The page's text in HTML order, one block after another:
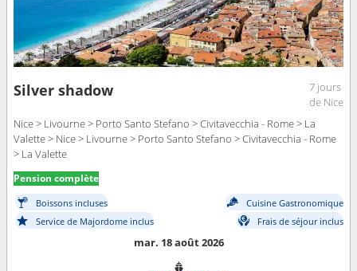
Silver shadow
7 jours
de Nice
Nice > Livourne > Porto Santo Stefano > Civitavecchia - Rome > La
Valette > Nice > Livourne > Porto Santo Stefano > Civitavecchia - Rome
> La Valette
Pension complète
Boissons incluses
Cuisine Gastronomique
Service de Majordome inclus
Frais de séjour inclus
mar. 18 août 2026